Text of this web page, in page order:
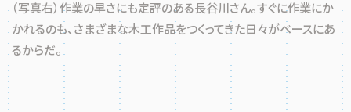
（写真右）作業の早さにも定評のある長谷川さん。すぐに作業にか
かれるのも、さまざまな木工作品をつくってきた日々がベースにあ
るからだ。